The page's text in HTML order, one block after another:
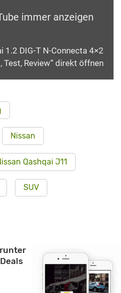
immer anzeigen
1.2 DIG-T N-Connecta 4×2
Test, Review“ direkt öffnen
Nissan
Qashqai J11
SUV